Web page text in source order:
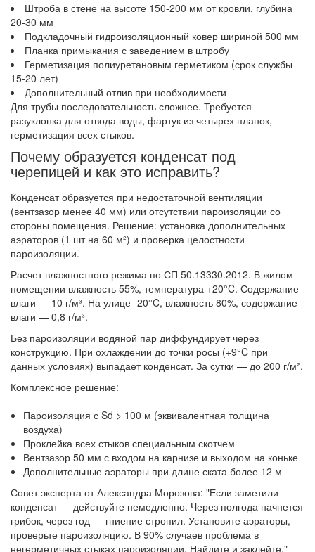
Штроба в стене на высоте 150-200 мм от кровли, глубина
20-30 мм
Подкладочный гидроизоляционный ковер шириной 500 мм
Планка примыкания с заведением в штробу
Герметизация полиуретановым герметиком (срок службы
15-20 лет)
Дополнительный отлив при необходимости
Для трубы последовательность сложнее. Требуется
разуклонка для отвода воды, фартук из четырех планок,
герметизация всех стыков.
Почему образуется конденсат под
черепицей и как это исправить?
Конденсат образуется при недостаточной вентиляции
(вентзазор менее 40 мм) или отсутствии пароизоляции со
стороны помещения. Решение: установка дополнительных
аэраторов (1 шт на 60 м²) и проверка целостности
пароизоляции.
Расчет влажностного режима по СП 50.13330.2012. В жилом
помещении влажность 55%, температура +20°C. Содержание
влаги — 10 г/м³. На улице -20°C, влажность 80%, содержание
влаги — 0,8 г/м³.
Без пароизоляции водяной пар диффундирует через
конструкцию. При охлаждении до точки росы (+9°C при
данных условиях) выпадает конденсат. За сутки — до 200 г/м².
Комплексное решение:
Пароизоляция с Sd > 100 м (эквивалентная толщина
воздуха)
Проклейка всех стыков специальным скотчем
Вентзазор 50 мм с входом на карнизе и выходом на коньке
Дополнительные аэраторы при длине ската более 12 м
Совет эксперта от Александра Морозова: "Если заметили
конденсат — действуйте немедленно. Через полгода начнется
грибок, через год — гниение стропил. Установите аэраторы,
проверьте пароизоляцию. В 90% случаев проблема в
негерметичных стыках пароизоляции. Найдите и заклейте."